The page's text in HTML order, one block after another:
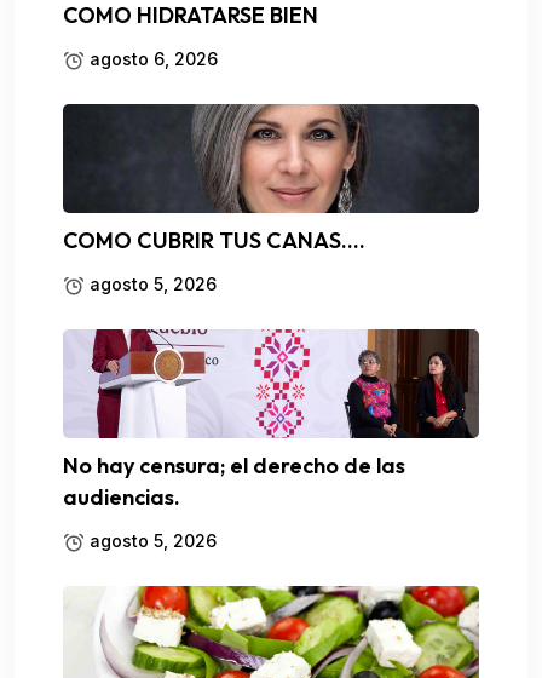
COMO HIDRATARSE BIEN
agosto 6, 2026
COMO CUBRIR TUS CANAS….
agosto 5, 2026
No hay censura; el derecho de las
audiencias.
agosto 5, 2026